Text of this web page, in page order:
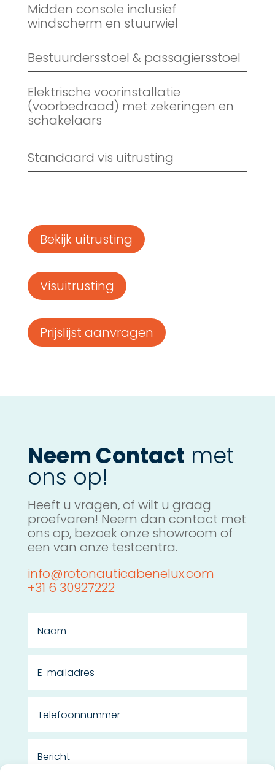
Midden console inclusief
windscherm en stuurwiel
Bestuurdersstoel & passagiersstoel
Elektrische voorinstallatie
(voorbedraad) met zekeringen en
schakelaars
Standaard vis uitrusting
Bekijk uitrusting
Visuitrusting
Prijslijst aanvragen
Neem Contact met
ons op!
Heeft u vragen, of wilt u graag
proefvaren! Neem dan contact met
ons op, bezoek onze showroom of
een van onze testcentra.
info@rotonauticabenelux.com
+31 6 30927222